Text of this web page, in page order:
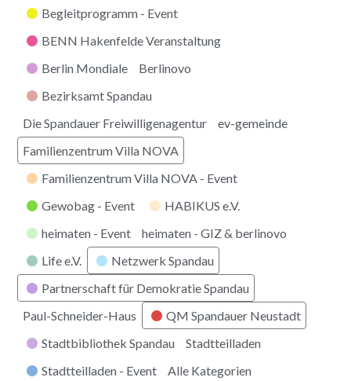
Kategorien
Begleitprogramm - Event
BENN Hakenfelde Veranstaltung
Berlin Mondiale
Berlinovo
Bezirksamt Spandau
Die Spandauer Freiwilligenagentur
ev-gemeinde
Familienzentrum Villa NOVA
Familienzentrum Villa NOVA - Event
Gewobag - Event
HABIKUS e.V.
heimaten - Event
heimaten - GIZ & berlinovo
Life e.V.
Netzwerk Spandau
Partnerschaft für Demokratie Spandau
Paul-Schneider-Haus
QM Spandauer Neustadt
Stadtbibliothek Spandau
Stadtteilladen
Stadtteilladen - Event
Alle Kategorien